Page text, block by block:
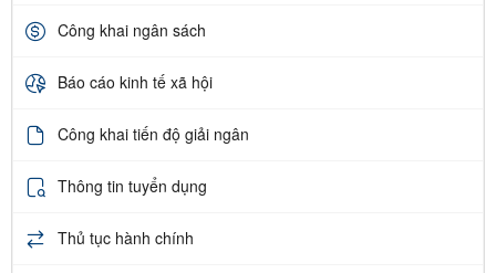
Công khai ngân sách
Báo cáo kinh tế xã hội
Công khai tiến độ giải ngân
Thông tin tuyển dụng
Thủ tục hành chính